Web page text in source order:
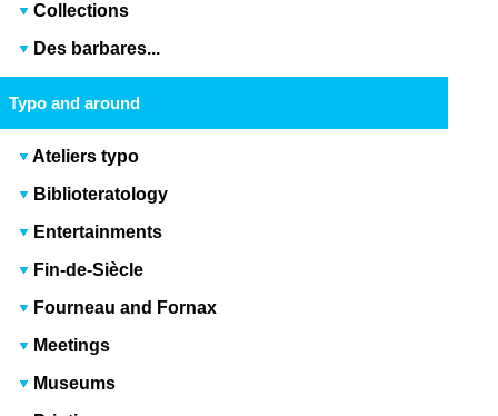
Collections
Des barbares...
Typo and around
Ateliers typo
Biblioteratology
Entertainments
Fin-de-Siècle
Fourneau and Fornax
Meetings
Museums